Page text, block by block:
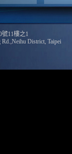
11樓之1
Rd.,Neihu District, Taipei